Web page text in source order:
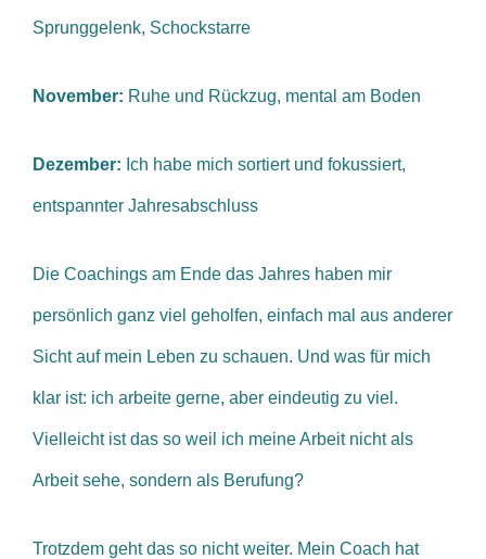
Sprunggelenk, Schockstarre
November: Ruhe und Rückzug, mental am Boden
Dezember: Ich habe mich sortiert und fokussiert,
entspannter Jahresabschluss
Die Coachings am Ende das Jahres haben mir
persönlich ganz viel geholfen, einfach mal aus anderer
Sicht auf mein Leben zu schauen. Und was für mich
klar ist: ich arbeite gerne, aber eindeutig zu viel.
Vielleicht ist das so weil ich meine Arbeit nicht als
Arbeit sehe, sondern als Berufung?
Trotzdem geht das so nicht weiter. Mein Coach hat